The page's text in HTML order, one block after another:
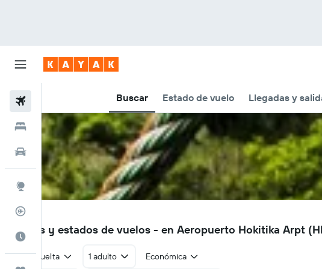
Buscar Estado de vuelo Llegadas y
Hoteles
Autos
Explore
Cuándo ir
HKK
Vuelos y estados de vuelos - en Aeropuerto Hokitika Arpt
Ida y vuelta 1 adulto Económica